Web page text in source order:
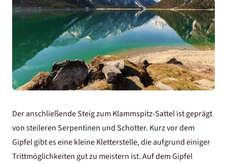
Der anschließende Steig zum Klammspitz-Sattel ist geprägt
von steileren Serpentinen und Schotter. Kurz vor dem
Gipfel gibt es eine kleine Kletterstelle, die aufgrund einiger
Trittmöglichkeiten gut zu meistern ist. Auf dem Gipfel